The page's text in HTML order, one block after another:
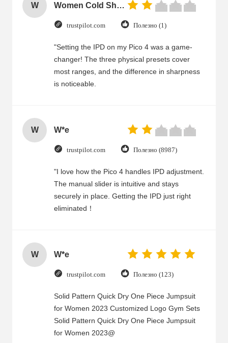
W Women Cold Shoulder V Neck Rayon Blouse
trustpilot.com Полезно (1)
"Setting the IPD on my Pico 4 was a game-
changer! The three physical presets cover
most ranges, and the difference in sharpness
is noticeable.
W W*e
trustpilot.com Полезно (8987)
"I love how the Pico 4 handles IPD adjustment.
The manual slider is intuitive and stays
securely in place. Getting the IPD just right
eliminated！
W W*e
trustpilot.com Полезно (123)
Solid Pattern Quick Dry One Piece Jumpsuit
for Women 2023 Customized Logo Gym Sets
Solid Pattern Quick Dry One Piece Jumpsuit
for Women 2023@